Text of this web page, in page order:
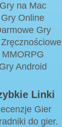
Gry na Mac
Gry Online
Gry
MMORPG
Gry Android
Linki
Gier
do gier.